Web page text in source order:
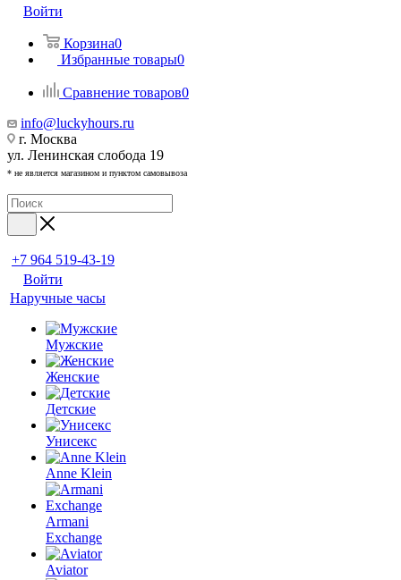
Войти
Корзина0
Избранные товары0
Сравнение товаров0
info@luckyhours.ru
г. Москва
ул. Ленинская слобода 19
* не является магазином и пунктом самовывоза
+7 964 519-43-19
Войти
Наручные часы
Мужские
Женские
Детские
Унисекс
Anne Klein
Armani
Exchange
Aviator